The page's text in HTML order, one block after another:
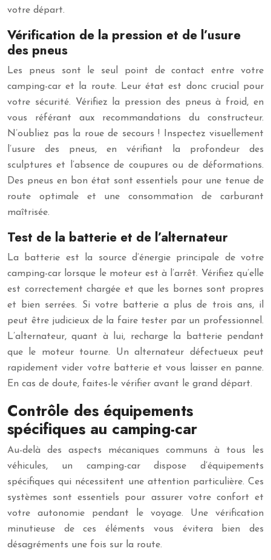
votre départ.
Vérification de la pression et de l’usure
des pneus
Les pneus sont le seul point de contact entre votre
camping-car et la route. Leur état est donc crucial pour
votre sécurité. Vérifiez la pression des pneus à froid, en
vous référant aux recommandations du constructeur.
N’oubliez pas la roue de secours ! Inspectez visuellement
l’usure des pneus, en vérifiant la profondeur des
sculptures et l’absence de coupures ou de déformations.
Des pneus en bon état sont essentiels pour une tenue de
route optimale et une consommation de carburant
maîtrisée.
Test de la batterie et de l’alternateur
La batterie est la source d’énergie principale de votre
camping-car lorsque le moteur est à l’arrêt. Vérifiez qu’elle
est correctement chargée et que les bornes sont propres
et bien serrées. Si votre batterie a plus de trois ans, il
peut être judicieux de la faire tester par un professionnel.
L’alternateur, quant à lui, recharge la batterie pendant
que le moteur tourne. Un alternateur défectueux peut
rapidement vider votre batterie et vous laisser en panne.
En cas de doute, faites-le vérifier avant le grand départ.
Contrôle des équipements
spécifiques au camping-car
Au-delà des aspects mécaniques communs à tous les
véhicules, un camping-car dispose d’équipements
spécifiques qui nécessitent une attention particulière. Ces
systèmes sont essentiels pour assurer votre confort et
votre autonomie pendant le voyage. Une vérification
minutieuse de ces éléments vous évitera bien des
désagréments une fois sur la route.